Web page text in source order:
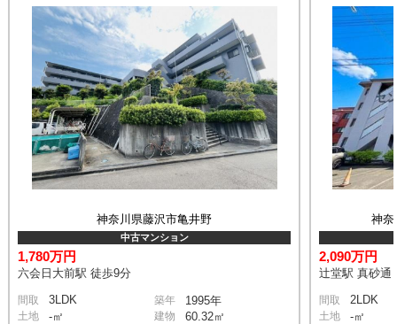
神奈川県藤沢市亀井野
中古マンション
1,780万円
六会日大前駅 徒歩9分
間取 3LDK 築年 1995年
土地 -㎡ 建物 60.32㎡
神奈
2,090万円
辻堂駅 真砂通
間取 2LDK
土地 -㎡